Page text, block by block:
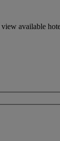
available